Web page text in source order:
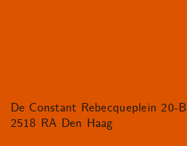
De Constant Rebecqueplein 20-B
2518 RA Den Haag